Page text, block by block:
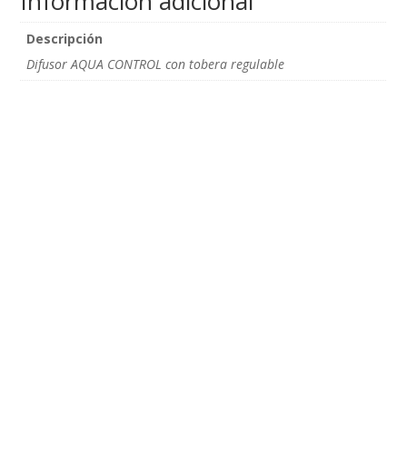
Descripción
Difusor AQUA CONTROL con tobera regulable